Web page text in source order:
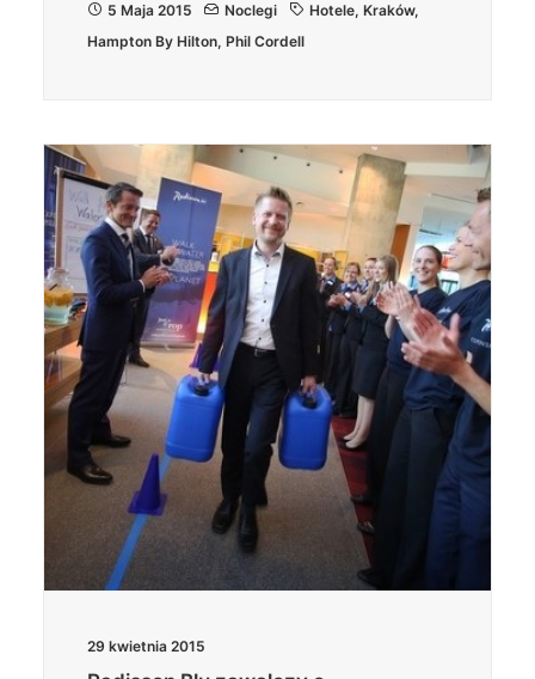
5 Maja 2015 Noclegi Hotele, Kraków,
Hampton By Hilton, Phil Cordell
29 kwietnia 2015